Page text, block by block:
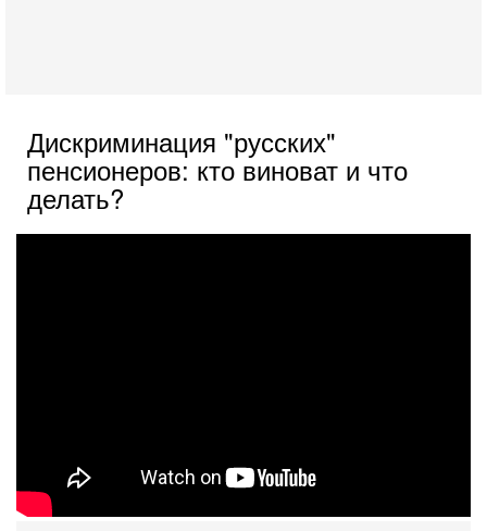
Дискриминация "русских"
пенсионеров: кто виноват и что
делать?